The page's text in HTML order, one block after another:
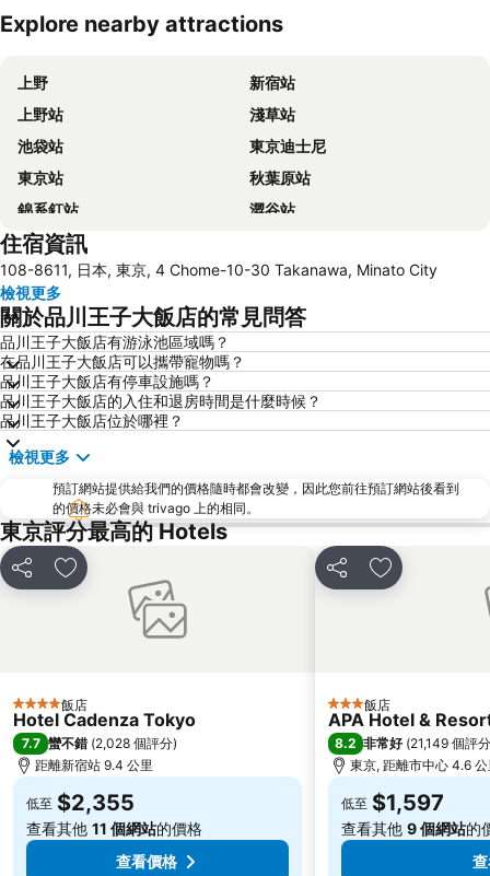
展開地圖
Explore nearby attractions
上野
新宿站
上野站
淺草站
池袋站
東京迪士尼
東京站
秋葉原站
錦系釘站
澀谷站
品川車站
淺草寺
Shinjuku
羽田機場 東京國際機場
東京巨蛋城
東京晴空塔
橫濱車站
東京國際機場 (羽田機場)
幕張展覽館
新橋站
日本東京武道館
日本橋站
Shibuya
Haneda Airport International Terminal Station
東京迪士尼海洋
原宿站
東京國際展示中心
御台場 (台場)
Nippori Station
赤羽站
Omiya Station
Oshiage Metro Station
Ariake Coliseum
Sakuragicho Station
大手釘站
Sugamo Station
兩國國技館
Hamamatsucho station
住宿資訊
108-8611, 日本, 東京, 4 Chome-10-30 Takanawa, Minato City
檢視更多
關於品川王子大飯店的常見問答
品川王子大飯店有游泳池區域嗎？
在品川王子大飯店可以攜帶寵物嗎？
品川王子大飯店有停車設施嗎？
品川王子大飯店的入住和退房時間是什麼時候？
品川王子大飯店位於哪裡？
檢視更多
預訂網站提供給我們的價格隨時都會改變，因此您前往預訂網站後看到
的價格未必會與 trivago 上的相同。
東京評分最高的 Hotels
分享 加入我的最愛
4 星級 飯店
Hotel Cadenza Tokyo
7.7 蠻不錯 (2,028 個評分)
距離新宿站 9.4 公里
低至 $2,355
查看其他 11 個網站的價格
查看價格
分享 加入我的最愛
3 星級飯店
APA Hotel &
8.2 非常好 (21,149 個評分
東京, 距離市中心 4.6
低至 $1,597
查看其他 9 個網站的